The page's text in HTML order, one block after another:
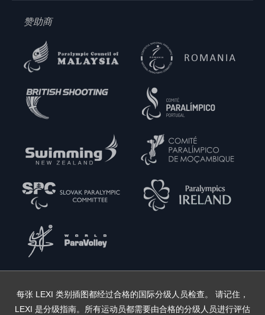
赞助商
每张 LEXI 类别插图都经过合格的国际分级人员检查。 请记住，
LEXI 是分级指南。所有运动员都需要由合格的分级人员进行评估